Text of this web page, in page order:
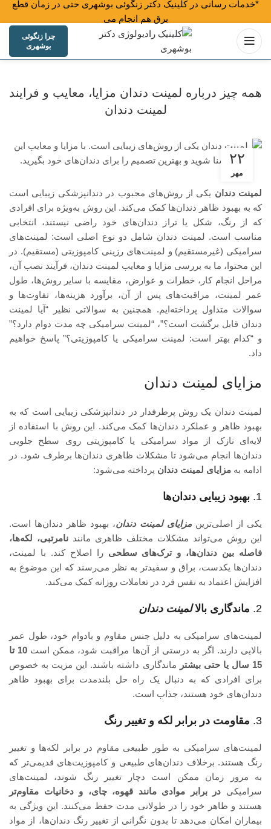
*خدمات رسانی در کلینیک دکتر زنگوئی بوشهری حتی در زمان قطع
برق هم انجام می شود* * ب
چرا زنگوئی
بوشهری
همه چیز درباره لمینت دندان مزایا، معایب و فرایند
لمینت دندان
۲۲
مهر
لمینت دندان یکی از روش‌های محبوب در دندانپزشکی زیبایی است
که به بهبود ظاهر دندان‌ها کمک می‌کند. این روش به‌ویژه برای افرادی
که از رنگ، شکل یا تراز دندان‌های خود راضی نیستند، انتخابی
مناسب است. لمینت دندان شامل دو نوع اصلی است: لمینت‌های
سرامیکی (غیرمستقیم) و لمینت‌های رزینی کامپوزیتی (مستقیم). در
این محتوا، ما به بررسی مزایا و معایب لمینت دندان، فرآیند نصب آن،
مراحل انجام کار، خطرات و عوارض، مقایسه با سایر روش‌ها، طول
عمر لمینت، مراقبت‌های پس از آن، برآورد هزینه‌ها، تفاوت‌ها و
سوالات متداول پرداخته‌ایم. همچنین به سوالاتی نظیر “آیا لمینت
دندان قابل برگشت است؟”، “لمینت سرامیکی چه مدت دوام دارد؟”
و “کدام بهتر است: لمینت سرامیکی یا کامپوزیتی؟” پاسخ خواهیم
داد.
مزایای لمینت دندان
لمینت دندان یک روش پرطرفدار در دندانپزشکی زیبایی است که به
بهبود ظاهر و عملکرد دندان‌ها کمک می‌کند. این روش با استفاده از
لایه‌ای نازک از مواد سرامیکی یا کامپوزیتی روی سطح جلویی
دندان‌ها انجام می‌شود تا مشکلات ظاهری دندان‌ها برطرف شود. در
ادامه به مزایای لمینت دندان پرداخته می‌شود:
1. بهبود زیبایی دندان‌ها
یکی از اصلی‌ترین مزایای لمینت دندان، بهبود ظاهر دندان‌ها است.
این روش می‌تواند مشکلات مختلف ظاهری مانند نامرتبی، لکه‌ها،
فاصله بین دندان‌ها، و ترک‌های سطحی را اصلاح کند. با لمینت،
دندان‌ها یکدست، براق و سفیدتر به نظر می‌رسند که این موضوع به
افزایش اعتماد به نفس فرد در تعاملات روزانه کمک می‌کند.
2. ماندگاری بالالمینت دندان
لمینت‌های سرامیکی به دلیل جنس مقاوم و بادوام خود، طول عمر
بالایی دارند. اگر به درستی از آن‌ها مراقبت شود، ممکن است
10 تا
15 سال یا حتی بیشتر
ماندگاری داشته باشند. این مزیت به خصوص
برای افرادی که به دنبال یک راه حل بلندمدت برای بهبود ظاهر
دندان‌های خود هستند، جذاب است.
3. مقاومت در برابر لکه و تغییر رنگ
لمینت‌های سرامیکی به طور طبیعی مقاوم در برابر لکه‌ها و تغییر
رنگ هستند. برخلاف دندان‌های طبیعی و کامپوزیت‌های قدیمی‌تر که
به مرور زمان ممکن است دچار تغییر رنگ شوند، لمینت‌های
سرامیکی در برابر موادی مانند قهوه، چای، و دخانیات مقاوم‌تر
هستند و ظاهر خود را در طولانی مدت حفظ می‌کنند. این ویژگی به
بیماران امکان می‌دهد تا بدون نگرانی از تغییر رنگ دندان‌ها، از مواد